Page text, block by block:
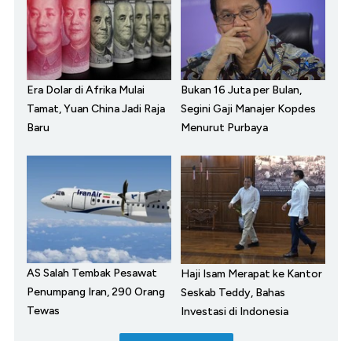
Era Dolar di Afrika Mulai
Tamat, Yuan China Jadi Raja
Baru
Bukan 16 Juta per Bulan,
Segini Gaji Manajer Kopdes
Menurut Purbaya
AS Salah Tembak Pesawat
Penumpang Iran, 290 Orang
Tewas
Haji Isam Merapat ke Kantor
Seskab Teddy, Bahas
Investasi di Indonesia